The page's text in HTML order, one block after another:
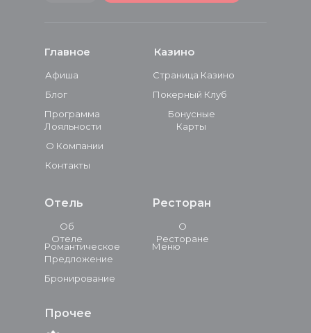
Главное
Афиша
Блог
Программа
Лояльности
О Компании
Контакты
Казино
Страница Казино
Покерный Клуб
Бонусные
Карты
Отель
Об
Отеле
Романтическое
Предложение
Бронирование
Ресторан
О
Ресторане
Меню
Прочее